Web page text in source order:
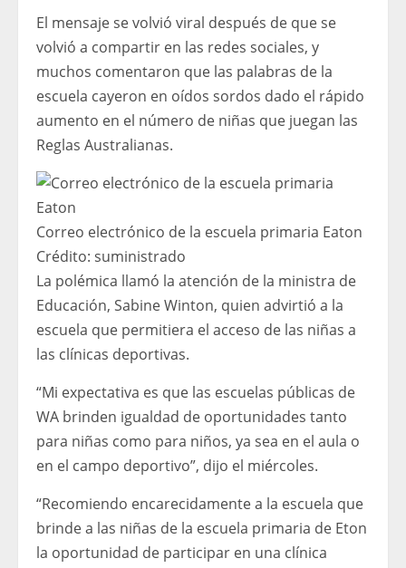
El mensaje se volvió viral después de que se
volvió a compartir en las redes sociales, y
muchos comentaron que las palabras de la
escuela cayeron en oídos sordos dado el rápido
aumento en el número de niñas que juegan las
Reglas Australianas.
Correo electrónico de la escuela primaria Eaton
Crédito: suministrado
La polémica llamó la atención de la ministra de
Educación, Sabine Winton, quien advirtió a la
escuela que permitiera el acceso de las niñas a
las clínicas deportivas.
“Mi expectativa es que las escuelas públicas de
WA brinden igualdad de oportunidades tanto
para niñas como para niños, ya sea en el aula o
en el campo deportivo”, dijo el miércoles.
“Recomiendo encarecidamente a la escuela que
brinde a las niñas de la escuela primaria de Eton
la oportunidad de participar en una clínica